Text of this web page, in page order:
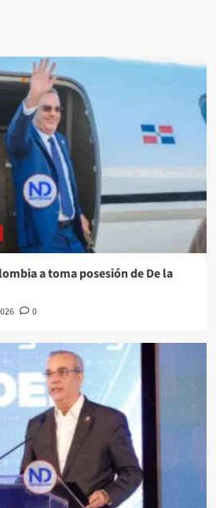
a toma posesión de De la
0